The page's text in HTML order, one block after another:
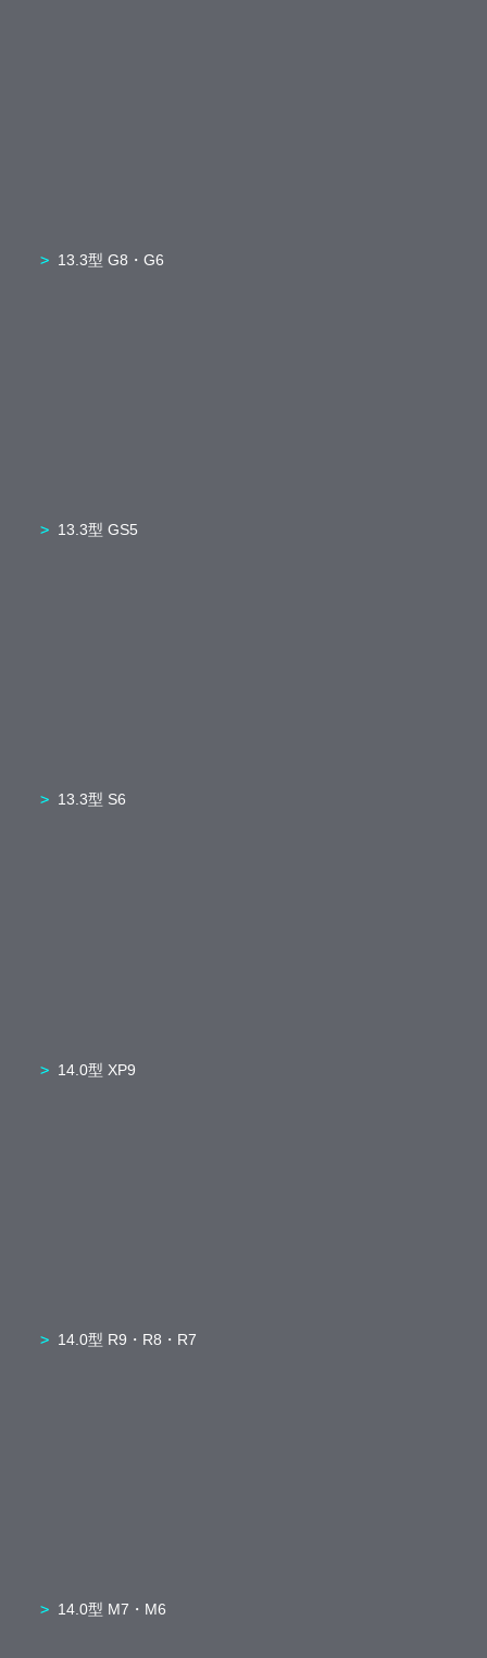
13.3型 G8・G6
13.3型 GS5
13.3型 S6
14.0型 XP9
14.0型 R9・R8・R7
14.0型 M7・M6